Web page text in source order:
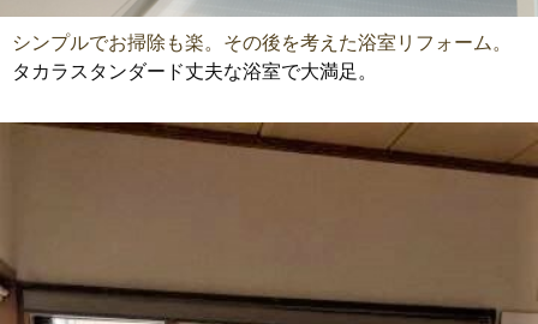
シンプルでお掃除も楽。その後を考えた浴室リフォーム。
タカラスタンダード丈夫な浴室で大満足。